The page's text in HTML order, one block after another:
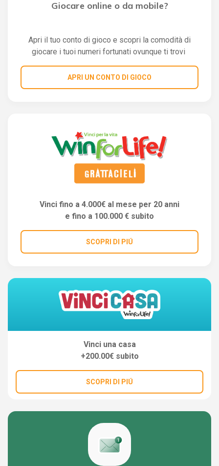
Giocare online o da mobile?
Apri il tuo conto di gioco e scopri la comodità di
giocare i tuoi numeri fortunati ovunque ti trovi
APRI UN CONTO DI GIOCO
Vinci fino a 4.000€ al mese per 20 anni
e fino a 100.000 € subito
SCOPRI DI PIÚ
Vinci una casa
+200.00€ subito
SCOPRI DI PIÚ